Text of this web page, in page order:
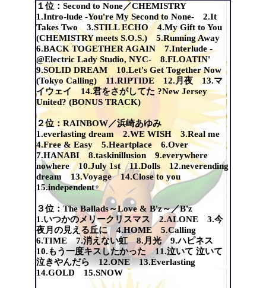
１位：Second to None／CHEMISTRY
1.Intro-lude -You're My Second to None- 2.It
Takes Two 3.STILL ECHO 4.My Gift to You
(CHEMISTRY meets S.O.S.) 5.Running Away
6.BACK TOGETHER AGAIN 7.Interlude -
@Electric Lady Studio, NYC- 8.FLOATIN'
9.SOLID DREAM 10.Let's Get Together Now
(Tokyo Calling) 11.RIPTIDE 12.月夜 13.マ
イウェイ 14.君をさがしてた ?New Jersey
United? (BONUS TRACK)
２位：RAINBOW／浜崎あゆみ
1.everlasting dream 2.WE WISH 3.Real me
4.Free & Easy 5.Heartplace 6.Over
7.HANABI 8.taskinillusion 9.everywhere
nowhere 10.July 1st 11.Dolls 12.neverending
dream 13.Voyage 14.Close to you
15.independent+
３位：The Ballads～Love & B'z～／B'z
1.いつかのメリークリスマス 2.ALONE 3.今
夜月の見える丘に 4.HOME 5.Calling
6.TIME 7.消えない虹 8.月光 9.ハピネス
10.もう一度キスしたかった 11.泣いて 泣いて
泣きやんだら 12.ONE 13.Everlasting
14.GOLD 15.SNOW